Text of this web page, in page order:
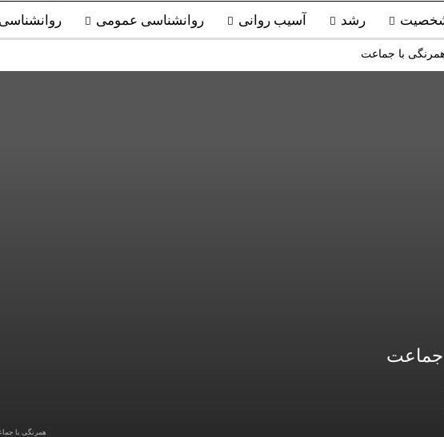
رشد آسیب روانی روانشناسی عمومی روانشناسی
با جماعت
جماعت
همرنگی با